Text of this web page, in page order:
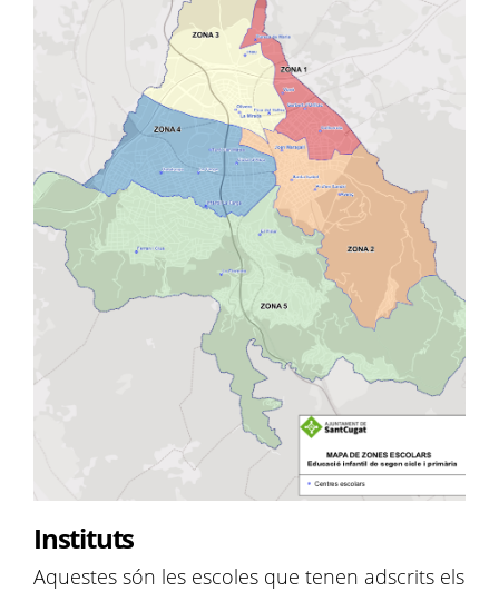
Instituts
Aquestes són les escoles que tenen adscrits els